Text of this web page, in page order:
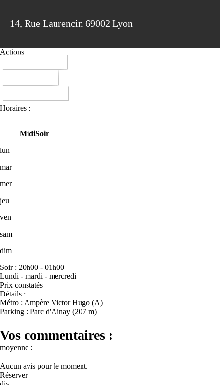
14, Rue Laurencin 69002 Lyon
Actions
Horaires :
MidiSoir
lun
mar
mer
jeu
ven
sam
dim
Soir : 20h00 - 01h00
Lundi - mardi - mercredi
Prix constatés
Détails :
Métro : Ampère Victor Hugo (A)
Parking : Parc d'Ainay (207 m)
Vos commentaires :
moyenne :
Aucun avis pour le moment.
Réserver